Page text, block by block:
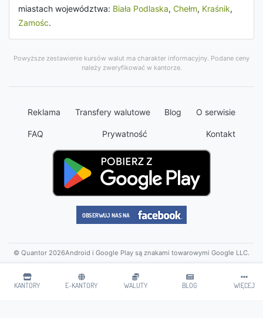
KANTORY E-KANTORY WALUTY BLOG WIĘCEJ
miastach województwa: Biała Podlaska, Chełm, Kraśnik,
Zamośc.
Powyższe zestawienie kursów walut ma charakter informacyjny. Podane ceny
należy zweryfikować w kantorze.
Reklama Transfery walutowe Blog O serwisie
FAQ Prywatność Kontakt
© Quantor 2026Android i Google Play są znakami towarowymi Google LLC.